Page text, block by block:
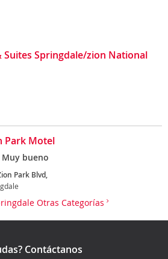
Springdale/zion National
Park Motel
Muy bueno
Park Blvd,
Otras Categorías
Contáctanos